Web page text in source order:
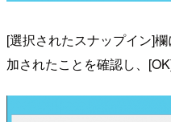
[選択されたスナップイン]
加されたことを確認し、